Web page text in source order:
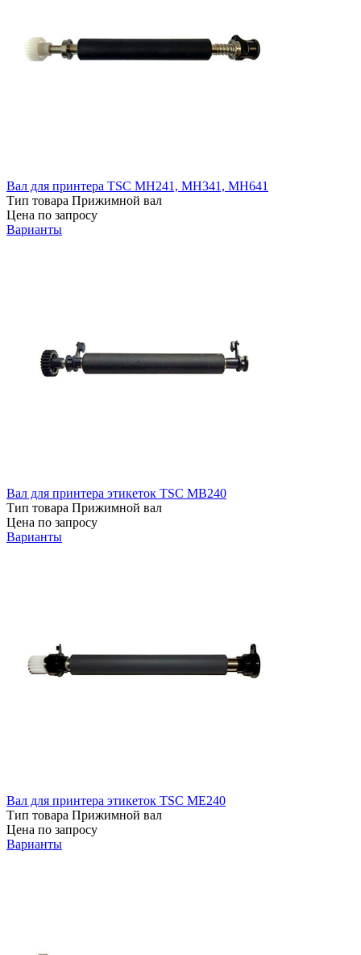
Вал для принтера TSC MH241, MH341, MH641
Тип товара Прижимной вал
Цена по запросу
Варианты
Вал для принтера этикеток TSC MB240
Тип товара Прижимной вал
Цена по запросу
Варианты
Вал для принтера этикеток TSC ME240
Тип товара Прижимной вал
Цена по запросу
Варианты